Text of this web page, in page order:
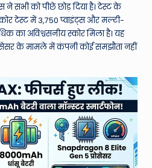
ने सभी को पीछे छोड़ दिया है। टेस्ट के
टेस्ट में 3,750 प्वाइंट्स और मल्टी-
का अविश्वसनीय स्कोर मिला है। यह
के मामले में कंपनी कोई समझौता नहीं